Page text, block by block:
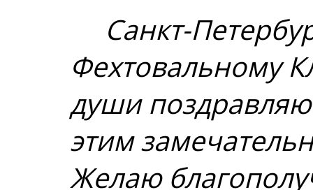
Санкт-
Фехтовальному
души поздравляю
этим
Желаю